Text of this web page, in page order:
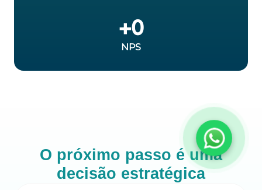
NPS
+0
O próximo passo é uma
decisão estratégica